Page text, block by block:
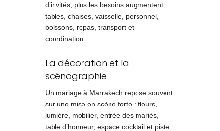
d’invités, plus les besoins augmentent :
tables, chaises, vaisselle, personnel,
boissons, repas, transport et
coordination.
La décoration et la
scénographie
Un mariage à Marrakech repose souvent
sur une mise en scène forte : fleurs,
lumière, mobilier, entrée des mariés,
table d’honneur, espace cocktail et piste